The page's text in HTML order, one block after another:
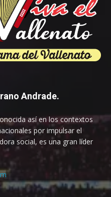
Andrade.
así en los contextos
por impulsar el
social, es una gran líder